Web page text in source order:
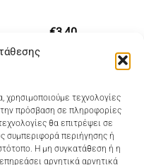
χρησιμοποιούμε τεχνολογίες
πρόσβαση σε πληροφορίες
θα επιτρέψει σε
συμπεριφορά περιήγησης ή
Η μη συγκατάθεση ή η
αρνητικά αρνητικά
€3,40
33, τηλ 28210
5, τηλ 28210 94712